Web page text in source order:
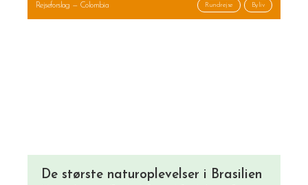
Rejseforslag — Colombia Rundrejse Byliv
De største naturoplevelser i Brasilien